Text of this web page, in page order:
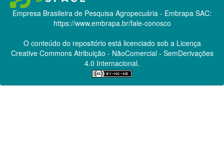
Empresa Brasileira de Pesquisa Agropecuária - Embrapa SAC:
https://www.embrapa.br/fale-conosco
O conteúdo do repositório está licenciado sob a Licença
Creative CommonsAtribuição - NãoComercial - SemDerivações
4.0 Internacional.